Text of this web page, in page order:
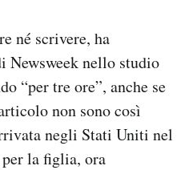
né scrivere, ha
nello studio
“per tre ore”, anche se
non sono così
negli Stati Uniti nel
per la figlia, ora